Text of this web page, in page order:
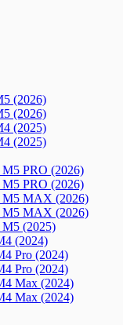
(2026)
(2026)
(2025)
(2025)
PRO (2026)
PRO (2026)
M5 MAX (2026)
M5 MAX (2026)
(2025)
(2024)
Pro (2024)
Pro (2024)
Max (2024)
Max (2024)